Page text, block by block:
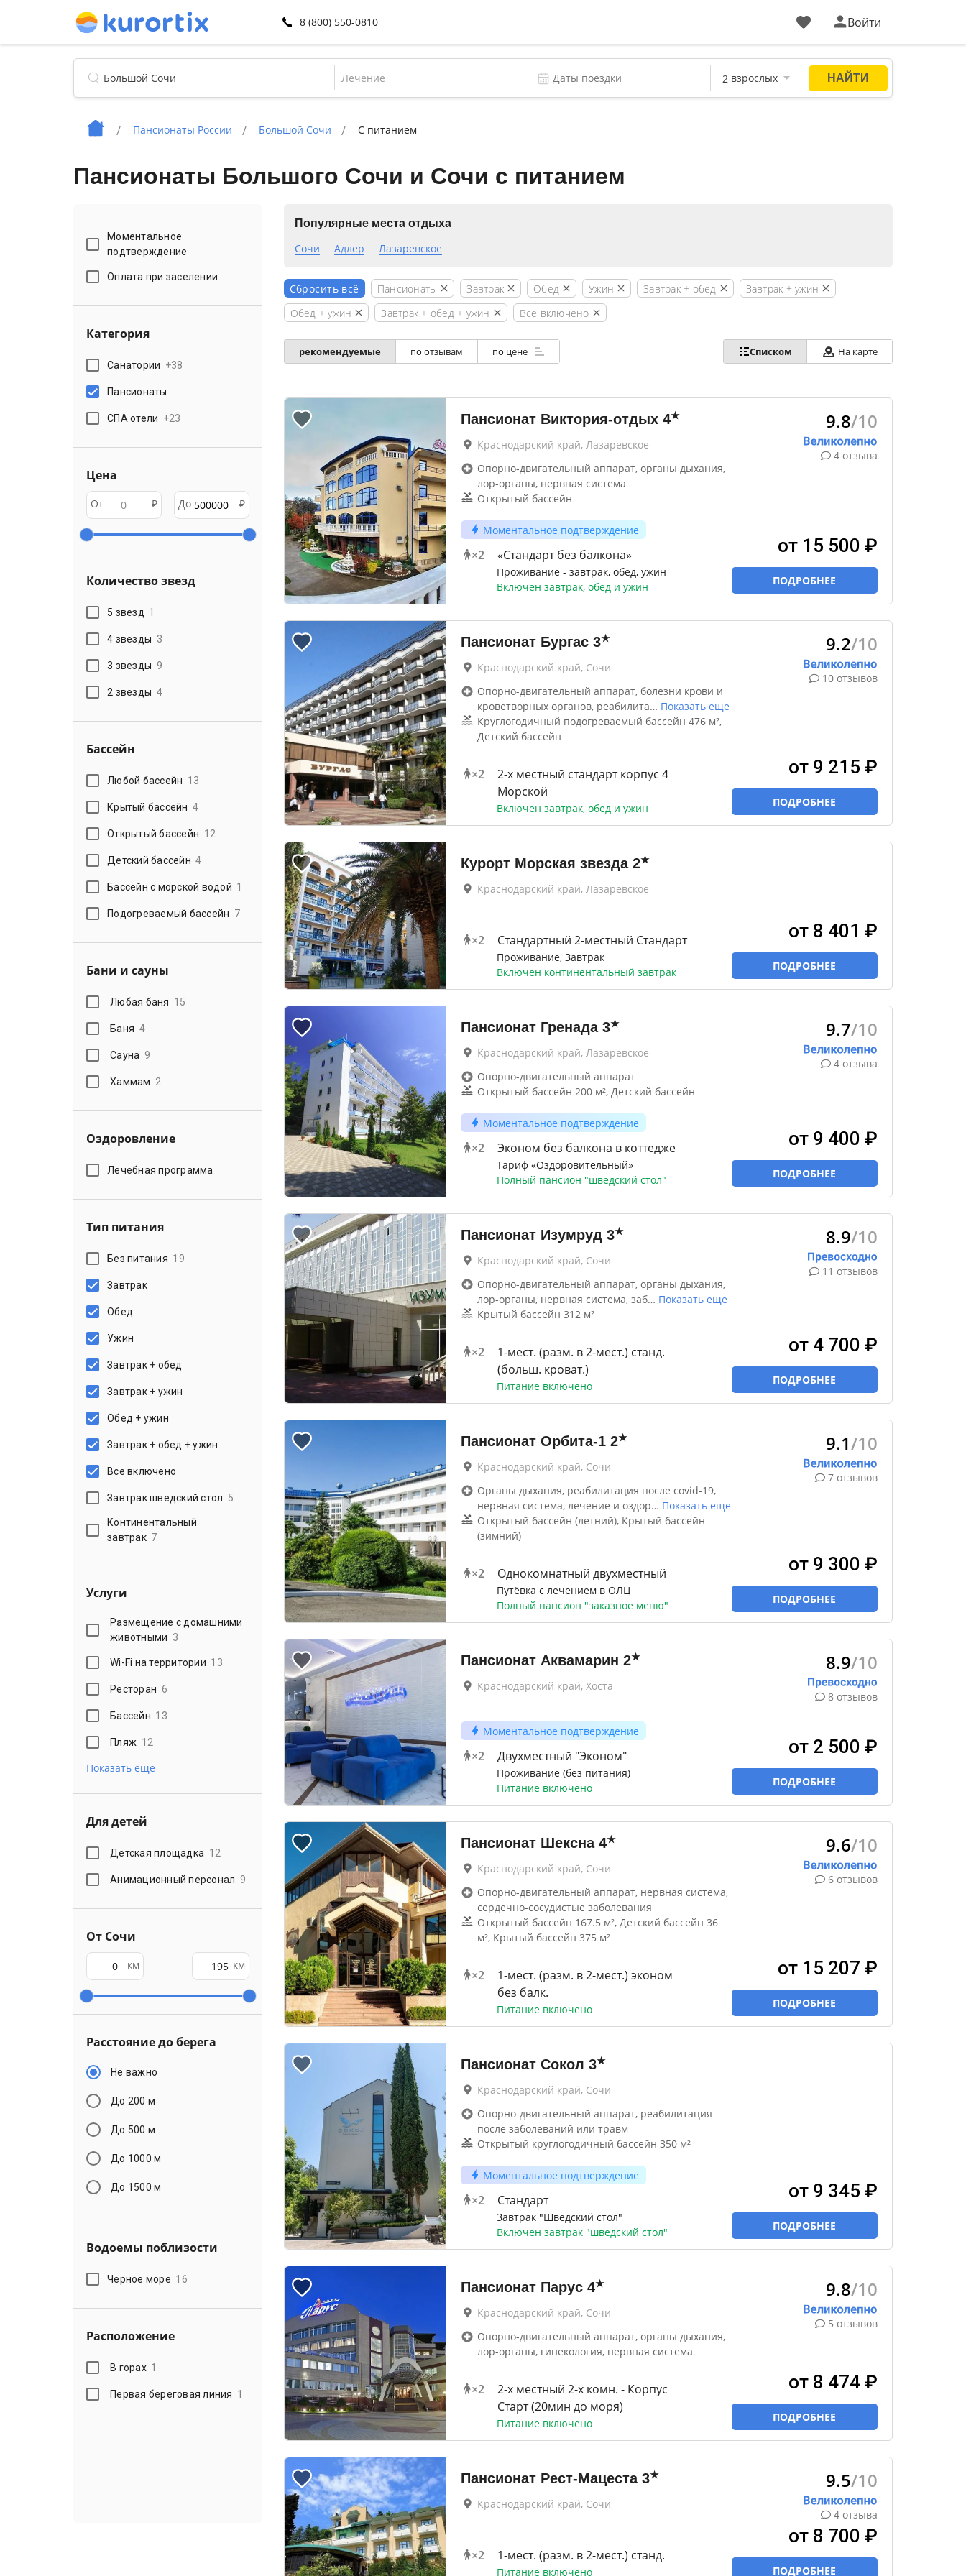
8 (800) 550-0810 Войти
Лечение
Пансионаты России Большой Сочи С питанием
Пансионаты Большого Сочи и Сочи с питанием
Моментальное
подтверждение
Оплата при заселении
Категория
Санатории +38
Пансионаты
СПА отели +23
Цена
От ₽ До ₽
Количество звезд
5 звезд 1
4 звезды 3
3 звезды 9
2 звезды 4
Бассейн
Любой бассейн 13
Крытый бассейн 4
Открытый бассейн 12
Детский бассейн 4
Бассейн с морской водой 1
Подогреваемый бассейн 7
Бани и сауны
Любая баня 15
Баня 4
Сауна 9
Хаммам 2
Оздоровление
Лечебная программа
Тип питания
Без питания 19
Завтрак
Обед
Ужин
Завтрак + обед
Завтрак + ужин
Обед + ужин
Завтрак + обед + ужин
Все включено
Завтрак шведский стол 5
Континентальный
завтрак 7
Услуги
Размещение с домашними
животными 3
Wi-Fi на территории 13
Ресторан 6
Бассейн 13
Пляж 12
Показать еще
Для детей
Детская площадка 12
Анимационный персонал 9
От Сочи
км км
Расстояние до берега
Не важно
До 200 м
До 500 м
До 1000 м
До 1500 м
Водоемы поблизости
Черное море 16
Расположение
В горах 1
Первая береговая линия 1
Популярные места отдыха
Сочи Адлер Лазаревское
Сбросить всё Пансионаты Завтрак Обед Ужин Завтрак + обед
Завтрак + ужин
Обед + ужин
Завтрак + обед + ужин Все включено
рекомендуемые по отзывам по цене Списком На карте
Пансионат Виктория-отдых 4★
Краснодарский край, Лазаревское
Опорно-двигательный аппарат, органы дыхания,
лор-органы, нервная система
Открытый бассейн
Моментальное подтверждение
×2 «Стандарт без балкона»
Проживание - завтрак, обед, ужин
Включен завтрак, обед и ужин
9.8/10
4 отзыва
от 15 500 ₽
ПОДРОБНЕЕ
Пансионат Бургас 3★
Краснодарский край, Сочи
Опорно-двигательный аппарат, болезни крови и
кроветворных органов, реабилита… Показать еще
Круглогодичный подогреваемый бассейн 476 м²,
Детский бассейн
×2
2-x местный стандарт корпус 4
Морской
Включен завтрак, обед и ужин
9.2/10
10 отзывов
от 9 215 ₽
ПОДРОБНЕЕ
Курорт Морская звезда 2★
Краснодарский край, Лазаревское
×2 Стандартный 2-местный Стандарт
Проживание, Завтрак
Включен континентальный завтрак
от 8 401 ₽
ПОДРОБНЕЕ
Пансионат Гренада 3★
Краснодарский край, Лазаревское
Опорно-двигательный аппарат
Открытый бассейн 200 м², Детский бассейн
Моментальное подтверждение
×2 Эконом без балкона в коттедже
Тариф «Оздоровительный»
Полный пансион "шведский стол"
9.7/10
4 отзыва
от 9 400 ₽
ПОДРОБНЕЕ
Пансионат Изумруд 3★
Краснодарский край, Сочи
Опорно-двигательный аппарат, органы дыхания,
лор-органы, нервная система, заб… Показать еще
Крытый бассейн 312 м²
×2
1-мест. (разм. в 2-мест.) станд.
(больш. кроват.)
Питание включено
8.9/10
11 отзывов
от 4 700 ₽
ПОДРОБНЕЕ
Пансионат Орбита-1 2★
Краснодарский край, Сочи
Органы дыхания, реабилитация после covid-19,
нервная система, лечение и оздор… Показать еще
Открытый бассейн (летний), Крытый бассейн
(зимний)
×2 Однокомнатный двухместный
Путёвка с лечением в ОЛЦ
Полный пансион "заказное меню"
9.1/10
7 отзывов
от 9 300 ₽
ПОДРОБНЕЕ
Пансионат Аквамарин 2★
Краснодарский край, Хоста
Моментальное подтверждение
×2 Двухместный "Эконом"
Проживание (без питания)
Питание включено
8.9/10
8 отзывов
от 2 500 ₽
ПОДРОБНЕЕ
Пансионат Шексна 4★
Краснодарский край, Сочи
Опорно-двигательный аппарат, нервная система,
сердечно-сосудистые заболевания
Открытый бассейн 167.5 м², Детский бассейн 36
м², Крытый бассейн 375 м²
×2
1-мест. (разм. в 2-мест.) эконом
без балк.
Питание включено
9.6/10
6 отзывов
от 15 207 ₽
ПОДРОБНЕЕ
Пансионат Сокол 3★
Краснодарский край, Сочи
Опорно-двигательный аппарат, реабилитация
после заболеваний или травм
Открытый круглогодичный бассейн 350 м²
Моментальное подтверждение
×2 Стандарт
Завтрак "Шведский стол"
Включен завтрак "шведский стол"
от 9 345 ₽
ПОДРОБНЕЕ
Пансионат Парус 4★
Краснодарский край, Сочи
Опорно-двигательный аппарат, органы дыхания,
лор-органы, гинекология, нервная система
×2
2-x местный 2-х комн. - Корпус
Старт (20мин до моря)
Питание включено
9.8/10
5 отзывов
от 8 474 ₽
ПОДРОБНЕЕ
Пансионат Рест-Мацеста 3★
Краснодарский край, Сочи
×2 1-мест. (разм. в 2-мест.) станд.
Питание включено
9.5/10
4 отзыва
от 8 700 ₽
ПОДРОБНЕЕ